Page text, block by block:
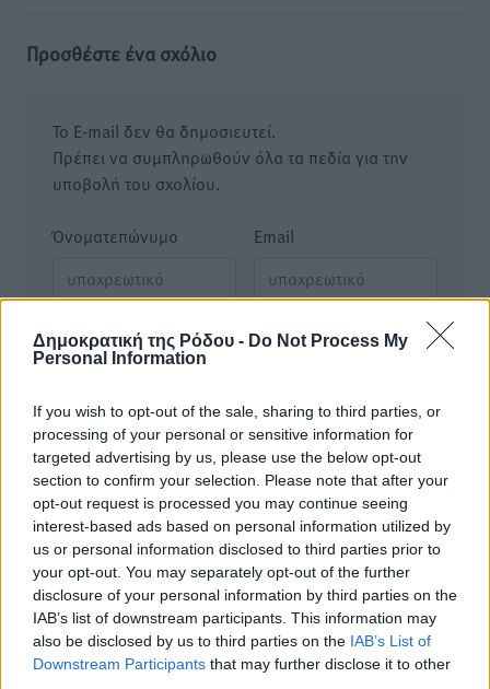
Δημοκρατική της Ρόδου - Do Not Process My
Personal Information
If you wish to opt-out of the sale, sharing to third parties, or
processing of your personal or sensitive information for
targeted advertising by us, please use the below opt-out
section to confirm your selection. Please note that after your
opt-out request is processed you may continue seeing
interest-based ads based on personal information utilized by
us or personal information disclosed to third parties prior to
your opt-out. You may separately opt-out of the further
disclosure of your personal information by third parties on the
IAB’s list of downstream participants. This information may
also be disclosed by us to third parties on the IAB’s List of
Downstream Participants that may further disclose it to other
Προσθέστε ένα σχόλιο
Το E-mail δεν θα δημοσιευτεί.
Πρέπει να συμπληρωθούν όλα τα πεδία για την
υποβολή του σχολίου.
Όνοματεπώνυμο Email
Φύλαξε τα στοιχεία μου για την επόμενη φορά.